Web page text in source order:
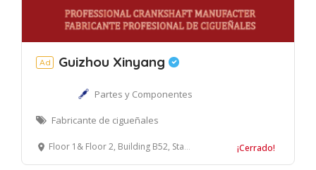
Ad Guizhou Xinyang
Partes y Componentes
Fabricante de cigueñales
Floor 1& Floor 2, Building B52, Standard Building, NO.299, Zongbao Road, Guiyang Free Trade Zone, Guiyang, China 550017 ¡Cerrado!